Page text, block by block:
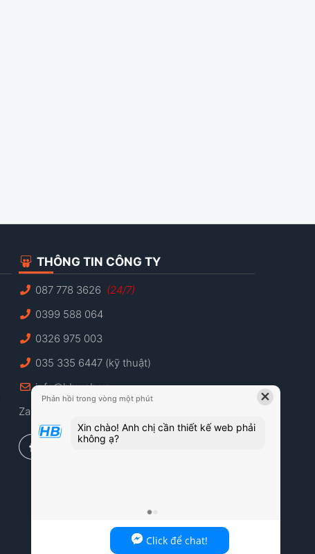
THÔNG TIN CÔNG TY
087 778 3626 (24/7)
0399 588 064
0326 975 003
035 335 6447 (kỹ thuật)
info@hbweb.vn
Zalo: 087 778 3626
×
Phản hồi trong vòng một phút
Xin chào! Anh chị cần thiết kế web phải
không ạ?
Click để chat!